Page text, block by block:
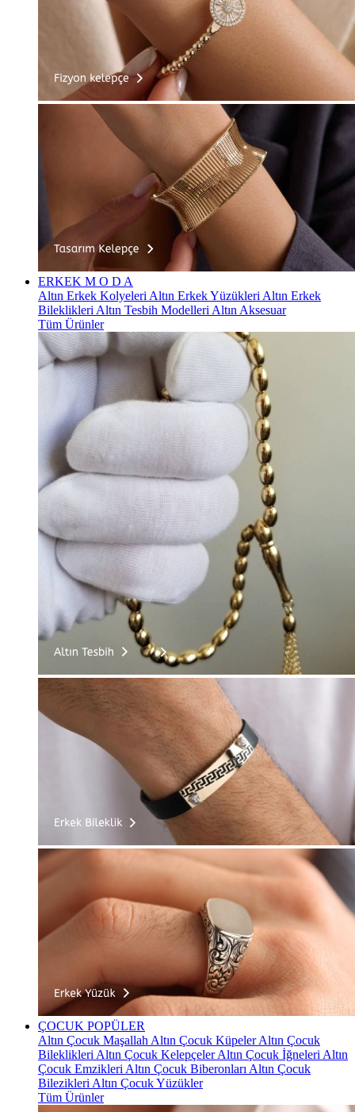
ERKEK M O D A
Altın Erkek Kolyeleri Altın Erkek Yüzükleri Altın Erkek
Bileklikleri Altın Tesbih Modelleri Altın Aksesuar
Tüm Ürünler
ÇOCUK POPÜLER
Altın Çocuk Maşallah Altın Çocuk KüpelerAltın Çocuk
Bileklikleri Altın Çocuk KelepçelerAltın Çocuk İğneleri Altın
Çocuk Emzikleri Altın Çocuk Biberonları Altın Çocuk
Bilezikleri Altın Çocuk Yüzükler
Tüm Ürünler